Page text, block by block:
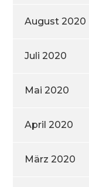
August 2020
Juli 2020
Mai 2020
April 2020
März 2020